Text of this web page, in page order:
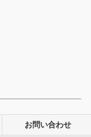
お問い合わせ